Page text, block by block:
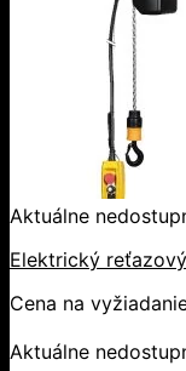
Aktuálne
Elektrický
Cena na
Aktuálne